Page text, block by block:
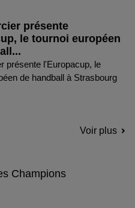
présente
le tournoi européen
présente l'Europacup, le
de handball à Strasbourg
Voir plus
Champions